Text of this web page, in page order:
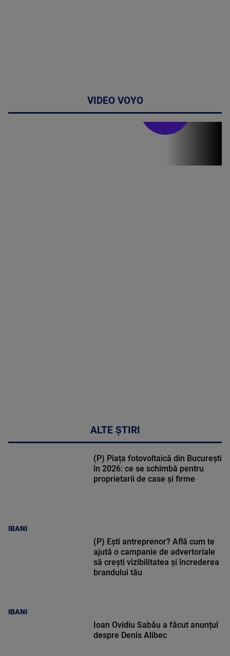
VIDEO VOYO
ALTE ȘTIRI
IBANI
(P) Piața fotovoltaică din București
în 2026: ce se schimbă pentru
proprietarii de case și firme
IBANI
(P) Ești antreprenor? Află cum te
ajută o campanie de advertoriale
să crești vizibilitatea și încrederea
brandului tău
Ioan Ovidiu Sabău a făcut anunțul
despre Denis Alibec